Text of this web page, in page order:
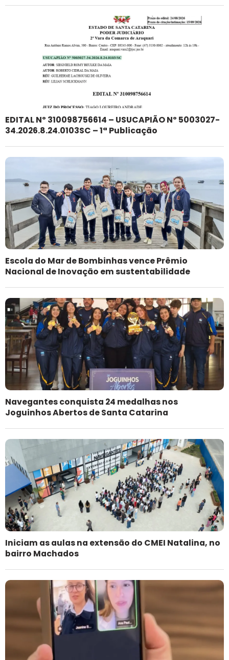
EDITAL Nº 310098756614 – USUCAPIÃO Nº 5003027-
34.2026.8.24.0103SC – 1ª Publicação
Escola do Mar de Bombinhas vence Prêmio
Nacional de Inovação em sustentabilidade
Navegantes conquista 24 medalhas nos
Joguinhos Abertos de Santa Catarina
Iniciam as aulas na extensão do CMEI Natalina, no
bairro Machados